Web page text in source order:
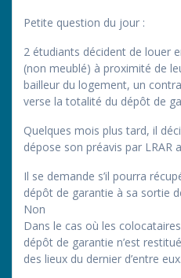
Petite question du jour :
2 étudiants décident de louer
(non meublé) à proximité de
bailleur du logement, un
verse la totalité du dépôt de
Quelques mois plus tard, il
dépose son préavis par LRAR
Il se demande s’il pourra
dépôt de garantie à sa sortie
Non
Dans le cas où les
dépôt de garantie n’est
des lieux du dernier d’entre eux.